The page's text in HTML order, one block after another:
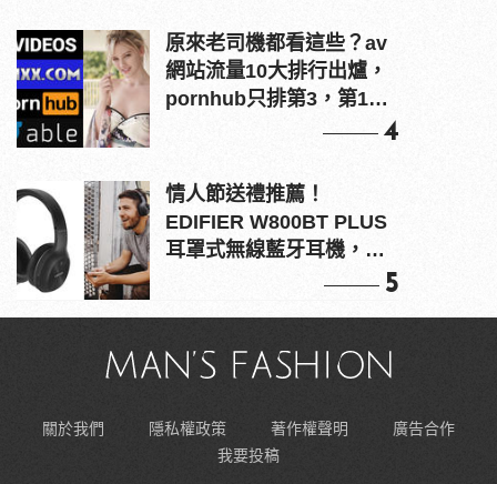
原來老司機都看這些？av
網站流量10大排行出爐，
pornhub只排第3，第1名
4
情人節送禮推薦！
EDIFIER W800BT PLUS
耳罩式無線藍牙耳機，在
5
關於我們 隱私權政策 著作權聲明
廣告合作
我要投稿